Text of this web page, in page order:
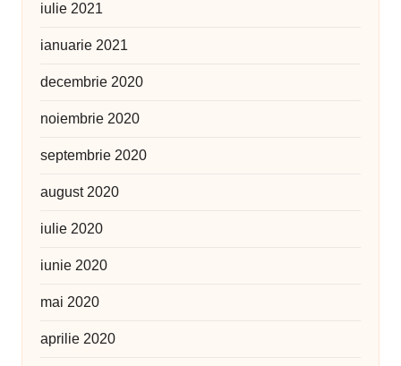
iulie 2021
ianuarie 2021
decembrie 2020
noiembrie 2020
septembrie 2020
august 2020
iulie 2020
iunie 2020
mai 2020
aprilie 2020